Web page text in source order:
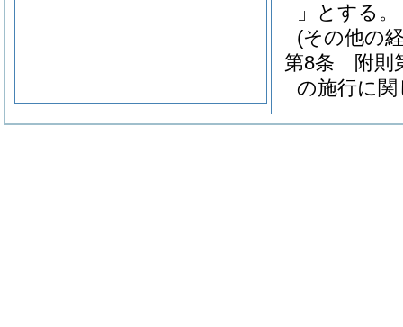
」とする。
(その他の
第8条
附則
の施行に